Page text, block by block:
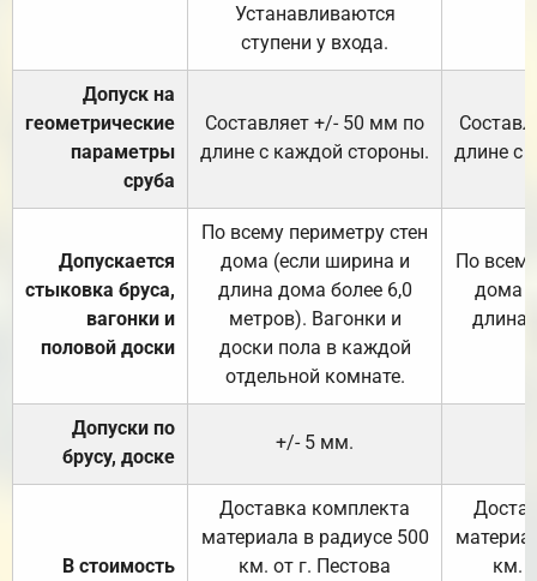
Устанавливаются
ступени у входа.
Допуск на
геометрические
параметры
сруба
Составляет +/- 50 мм по
длине с каждой стороны.
длине с
Допускается
стыковка бруса,
вагонки и
половой доски
По всему периметру стен
дома (если ширина и
длина дома более 6,0
метров). Вагонки и
доски пола в каждой
отдельной комнате.
По
дома
длина
Допуски по
брусу, доске
+/- 5 мм.
В стоимость
Доставка комплекта
материала в радиусе 500
км. от г. Пестова
км.